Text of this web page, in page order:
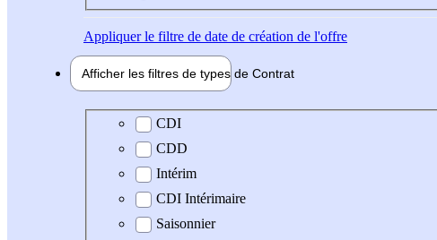
Appliquerle filtre de date de création de l'offre
Afficher les filtres de types de Contrat
Type de contrat
CDI
CDD
Intérim
CDI Intérimaire
Saisonnier